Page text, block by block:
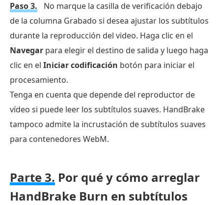
Paso 3.
No marque la casilla de verificación debajo
de la columna Grabado si desea ajustar los subtítulos
durante la reproducción del video. Haga clic en el
Navegar para elegir el destino de salida y luego haga
clic en el Iniciar codificación botón para iniciar el
procesamiento.
Tenga en cuenta que depende del reproductor de
vídeo si puede leer los subtítulos suaves. HandBrake
tampoco admite la incrustación de subtítulos suaves
para contenedores WebM.
Parte 3. Por qué y cómo arreglar
HandBrake Burn en subtítulos